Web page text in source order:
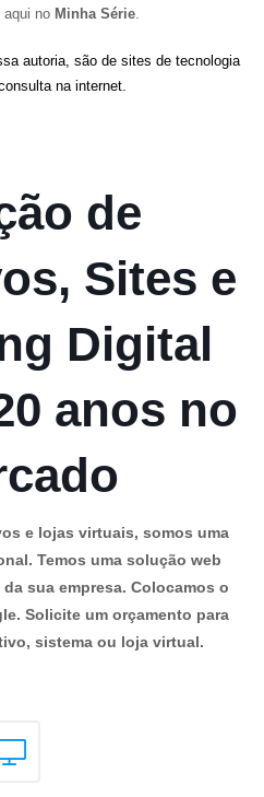
aqui no Minha Série.
autoria, são de sites de tecnologia
na internet.
de
Sites e
Digital
anos no
e lojas virtuais, somos uma
Temos uma solução web
sua empresa. Colocamos o
Solicite um orçamento para
sistema ou loja virtual.